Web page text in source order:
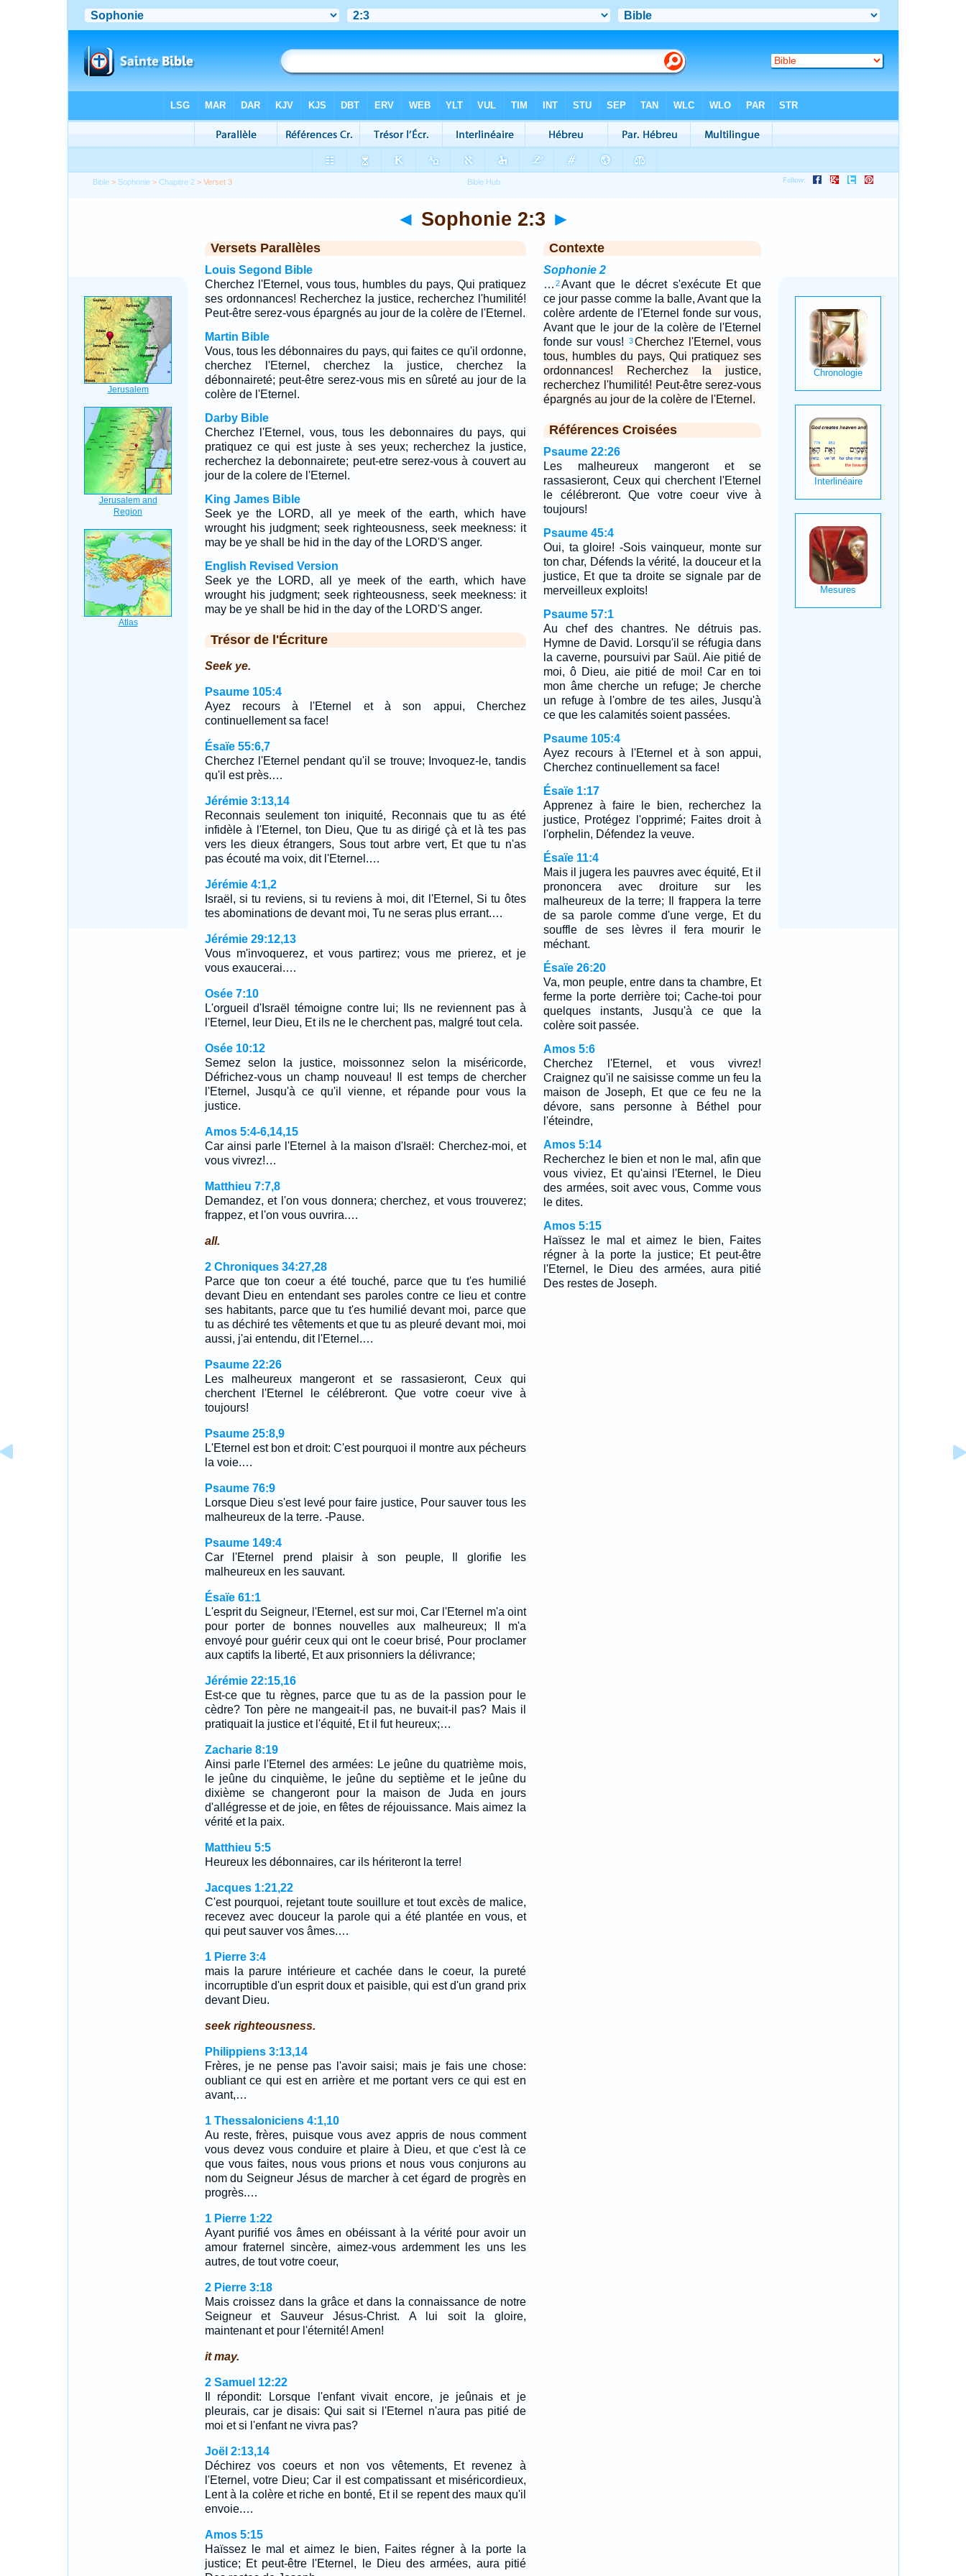
Bible > Sophonie >Chapitre 2 > Verset 3
◄ Sophonie 2:3 ►
Versets Parallèles
Louis Segond Bible
Cherchez l'Eternel, vous tous, humbles du pays, Qui pratiquez
ses ordonnances! Recherchez la justice, recherchez l'humilité!
Peut-être serez-vous épargnés au jour de la colère de l'Eternel.
Martin Bible
Vous, tous les débonnaires du pays, qui faites ce qu'il ordonne,
cherchez l'Eternel, cherchez la justice, cherchez la
débonnaireté; peut-être serez-vous mis en sûreté au jour de la
colère de l'Eternel.
Darby Bible
Cherchez l'Eternel, vous, tous les debonnaires du pays, qui
pratiquez ce qui est juste à ses yeux; recherchez la justice,
recherchez la debonnairete; peut-etre serez-vous à couvert au
jour de la colere de l'Eternel.
King James Bible
Seek ye the LORD, all ye meek of the earth, which have
wrought his judgment; seek righteousness, seek meekness: it
may be ye shall be hid in the day of the LORD'S anger.
English Revised Version
Seek ye the LORD, all ye meek of the earth, which have
wrought his judgment; seek righteousness, seek meekness: it
may be ye shall be hid in the day of the LORD'S anger.
Trésor de l'Écriture
Seek ye.
Psaume 105:4
Ayez recours à l'Eternel et à son appui, Cherchez
continuellement sa face!
Ésaïe 55:6,7
Cherchez l'Eternel pendant qu'il se trouve; Invoquez-le, tandis
qu'il est près.…
Jérémie 3:13,14
Reconnais seulement ton iniquité, Reconnais que tu as été
infidèle à l'Eternel, ton Dieu, Que tu as dirigé çà et là tes pas
vers les dieux étrangers, Sous tout arbre vert, Et que tu n'as
pas écouté ma voix, dit l'Eternel.…
Jérémie 4:1,2
Israël, si tu reviens, si tu reviens à moi, dit l'Eternel, Si tu ôtes
tes abominations de devant moi, Tu ne seras plus errant.…
Jérémie 29:12,13
Vous m'invoquerez, et vous partirez; vous me prierez, et je
vous exaucerai.…
Osée 7:10
L'orgueil d'Israël témoigne contre lui; Ils ne reviennent pas à
l'Eternel, leur Dieu, Et ils ne le cherchent pas, malgré tout cela.
Osée 10:12
Semez selon la justice, moissonnez selon la miséricorde,
Défrichez-vous un champ nouveau! Il est temps de chercher
l'Eternel, Jusqu'à ce qu'il vienne, et répande pour vous la
justice.
Amos 5:4-6,14,15
Car ainsi parle l'Eternel à la maison d'Israël: Cherchez-moi, et
vous vivrez!…
Matthieu 7:7,8
Demandez, et l'on vous donnera; cherchez, et vous trouverez;
frappez, et l'on vous ouvrira.…
all.
2 Chroniques 34:27,28
Parce que ton coeur a été touché, parce que tu t'es humilié
devant Dieu en entendant ses paroles contre ce lieu et contre
ses habitants, parce que tu t'es humilié devant moi, parce que
tu as déchiré tes vêtements et que tu as pleuré devant moi, moi
aussi, j'ai entendu, dit l'Eternel.…
Psaume 22:26
Les malheureux mangeront et se rassasieront, Ceux qui
cherchent l'Eternel le célébreront. Que votre coeur vive à
toujours!
Psaume 25:8,9
L'Eternel est bon et droit: C'est pourquoi il montre aux pécheurs
la voie.…
Psaume 76:9
Lorsque Dieu s'est levé pour faire justice, Pour sauver tous les
malheureux de la terre. -Pause.
Psaume 149:4
Car l'Eternel prend plaisir à son peuple, Il glorifie les
malheureux en les sauvant.
Ésaïe 61:1
L'esprit du Seigneur, l'Eternel, est sur moi, Car l'Eternel m'a oint
pour porter de bonnes nouvelles aux malheureux; Il m'a
envoyé pour guérir ceux qui ont le coeur brisé, Pour proclamer
aux captifs la liberté, Et aux prisonniers la délivrance;
Jérémie 22:15,16
Est-ce que tu règnes, parce que tu as de la passion pour le
cèdre? Ton père ne mangeait-il pas, ne buvait-il pas? Mais il
pratiquait la justice et l'équité, Et il fut heureux;…
Zacharie 8:19
Ainsi parle l'Eternel des armées: Le jeûne du quatrième mois,
le jeûne du cinquième, le jeûne du septième et le jeûne du
dixième se changeront pour la maison de Juda en jours
d'allégresse et de joie, en fêtes de réjouissance. Mais aimez la
vérité et la paix.
Matthieu 5:5
Heureux les débonnaires, car ils hériteront la terre!
Jacques 1:21,22
C'est pourquoi, rejetant toute souillure et tout excès de malice,
recevez avec douceur la parole qui a été plantée en vous, et
qui peut sauver vos âmes.…
1 Pierre 3:4
mais la parure intérieure et cachée dans le coeur, la pureté
incorruptible d'un esprit doux et paisible, qui est d'un grand prix
devant Dieu.
seek righteousness.
Philippiens 3:13,14
Frères, je ne pense pas l'avoir saisi; mais je fais une chose:
oubliant ce qui est en arrière et me portant vers ce qui est en
avant,…
1 Thessaloniciens 4:1,10
Au reste, frères, puisque vous avez appris de nous comment
vous devez vous conduire et plaire à Dieu, et que c'est là ce
que vous faites, nous vous prions et nous vous conjurons au
nom du Seigneur Jésus de marcher à cet égard de progrès en
progrès.…
1 Pierre 1:22
Ayant purifié vos âmes en obéissant à la vérité pour avoir un
amour fraternel sincère, aimez-vous ardemment les uns les
autres, de tout votre coeur,
2 Pierre 3:18
Mais croissez dans la grâce et dans la connaissance de notre
Seigneur et Sauveur Jésus-Christ. A lui soit la gloire,
maintenant et pour l'éternité! Amen!
it may.
2 Samuel 12:22
Il répondit: Lorsque l'enfant vivait encore, je jeûnais et je
pleurais, car je disais: Qui sait si l'Eternel n'aura pas pitié de
moi et si l'enfant ne vivra pas?
Joël 2:13,14
Déchirez vos coeurs et non vos vêtements, Et revenez à
l'Eternel, votre Dieu; Car il est compatissant et miséricordieux,
Lent à la colère et riche en bonté, Et il se repent des maux qu'il
envoie.…
Amos 5:15
Haïssez le mal et aimez le bien, Faites régner à la porte la
justice; Et peut-être l'Eternel, le Dieu des armées, aura pitié
Contexte
Sophonie 2
… 2Avant que le décret s'exécute Et que
ce jour passe comme la balle, Avant que la
colère ardente de l'Eternel fonde sur vous,
Avant que le jour de la colère de l'Eternel
fonde sur vous!
3Cherchez l'Eternel, vous
tous, humbles du pays, Qui pratiquez ses
ordonnances! Recherchez la justice,
recherchez l'humilité! Peut-être serez-vous
épargnés au jour de la colère de l'Eternel.
Références Croisées
Psaume 22:26
Les malheureux mangeront et se
rassasieront, Ceux qui cherchent l'Eternel
le célébreront. Que votre coeur vive à
toujours!
Psaume 45:4
Oui, ta gloire! -Sois vainqueur, monte sur
ton char, Défends la vérité, la douceur et la
justice, Et que ta droite se signale par de
merveilleux exploits!
Psaume 57:1
Au chef des chantres. Ne détruis pas.
Hymne de David. Lorsqu'il se réfugia dans
la caverne, poursuivi par Saül. Aie pitié de
moi, ô Dieu, aie pitié de moi! Car en toi
mon âme cherche un refuge; Je cherche
un refuge à l'ombre de tes ailes, Jusqu'à
ce que les calamités soient passées.
Psaume 105:4
Ayez recours à l'Eternel et à son appui,
Cherchez continuellement sa face!
Ésaïe 1:17
Apprenez à faire le bien, recherchez la
justice, Protégez l'opprimé; Faites droit à
l'orphelin, Défendez la veuve.
Ésaïe 11:4
Mais il jugera les pauvres avec équité, Et il
prononcera avec droiture sur les
malheureux de la terre; Il frappera la terre
de sa parole comme d'une verge, Et du
souffle de ses lèvres il fera mourir le
méchant.
Ésaïe 26:20
Va, mon peuple, entre dans ta chambre, Et
ferme la porte derrière toi; Cache-toi pour
quelques instants, Jusqu'à ce que la
colère soit passée.
Amos 5:6
Cherchez l'Eternel, et vous vivrez!
Craignez qu'il ne saisisse comme un feu la
maison de Joseph, Et que ce feu ne la
dévore, sans personne à Béthel pour
l'éteindre,
Amos 5:14
Recherchez le bien et non le mal, afin que
vous viviez, Et qu'ainsi l'Eternel, le Dieu
des armées, soit avec vous, Comme vous
le dites.
Amos 5:15
Haïssez le mal et aimez le bien, Faites
régner à la porte la justice; Et peut-être
l'Eternel, le Dieu des armées, aura pitié
Des restes de Joseph.